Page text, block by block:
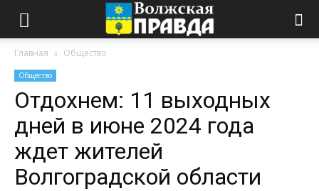
Главная Общество
Общество
Отдохнем: 11 выходных
дней в июне 2024 года
ждет жителей
Волгоградской области